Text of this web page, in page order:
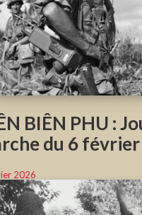
BIÊN PHU :
du 6
2026